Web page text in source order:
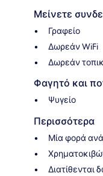
Μείνετε
Γραφείο
Δωρεάν WiFi
Δωρεάν
Φαγητό και
Ψυγείο
Περισσότερα
Μία φορά
Διατίθενται